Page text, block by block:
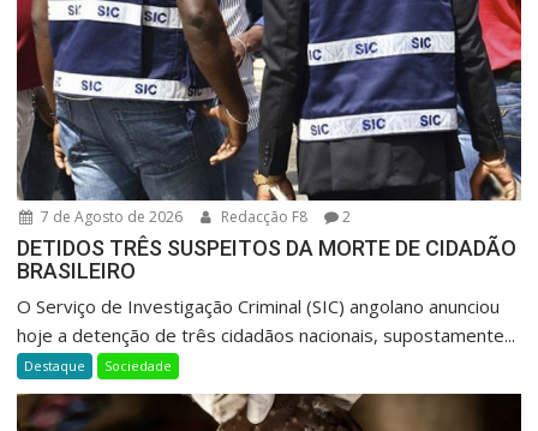
7 de Agosto de 2026 Redacção F8 2
DETIDOS TRÊS SUSPEITOS DA MORTE DE CIDADÃO
BRASILEIRO
O Serviço de Investigação Criminal (SIC) angolano anunciou
hoje a detenção de três cidadãos nacionais, supostamente...
Destaque Sociedade